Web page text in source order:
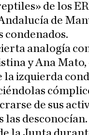
de los
de
condenados.
analogía
y Ana
la izquierda
de sus
las desconocían.